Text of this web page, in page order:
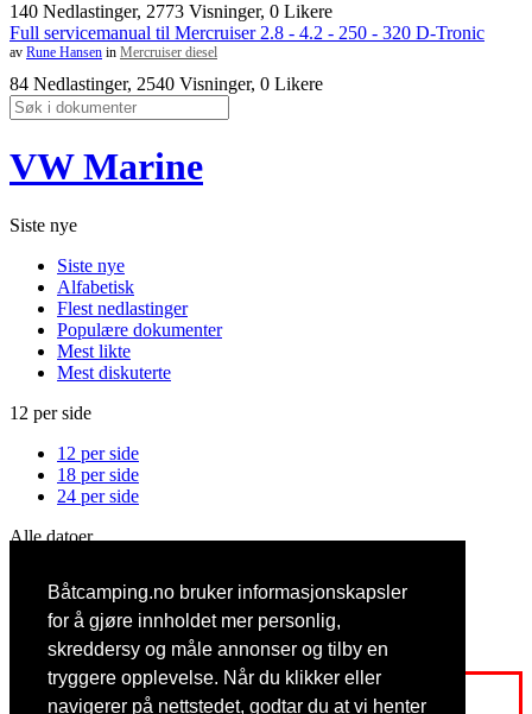
Båtcamping.no bruker informasjonskapsler
for å gjøre innholdet mer personlig,
skreddersy og måle annonser og tilby en
tryggere opplevelse. Når du klikker eller
navigerer på nettstedet, godtar du at vi henter
140 Nedlastinger, 2773 Visninger, 0 Likere
Full servicemanual til Mercruiser 2.8 - 4.2 - 250 - 320 D-Tronic
av Rune Hansen in Mercruiser diesel
84 Nedlastinger, 2540 Visninger, 0 Likere
VW Marine
Siste nye
Siste nye
Alfabetisk
Flest nedlastinger
Populære dokumenter
Mest likte
Mest diskuterte
12 per side
12 per side
18 per side
24 per side
Alle datoer
Denne måned
Denne uken
I dag
Logg inn eller registrer deg for å få full tilgang